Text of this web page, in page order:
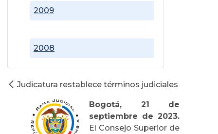
2008
2009
Judicatura restablece términos judiciales
Bogotá, 21 de
septiembre de 2023.
El Consejo Superior de